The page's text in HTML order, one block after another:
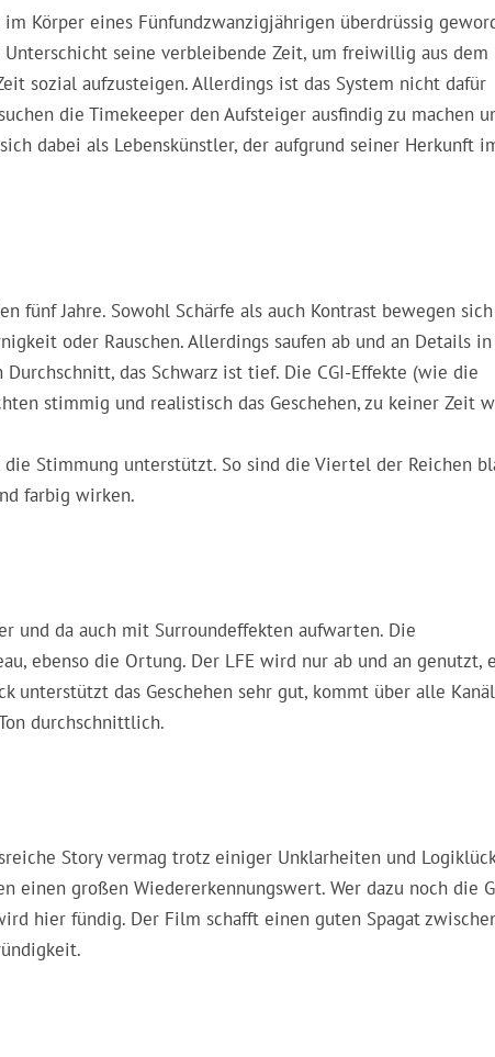
Körper eines Fünfundzwanzigjährigen überdrüssig
seine verbleibende Zeit, um freiwillig aus dem
sozial aufzusteigen. Allerdings ist das System nicht dafür
die Timekeeper den Aufsteiger ausfindig zu machen
dabei als Lebenskünstler, der aufgrund seiner Herkunft
Jahre. Sowohl Schärfe als auch Kontrast bewegen
oder Rauschen. Allerdings saufen ab und an Details in
das Schwarz ist tief. Die CGI-Effekte (wie die
stimmig und realistisch das Geschehen, zu keiner Zeit
Stimmung unterstützt. So sind die Viertel der Reichen
farbig wirken.
und da auch mit Surroundeffekten aufwarten. Die
ebenso die Ortung. Der LFE wird nur ab und an genutzt,
unterstützt das Geschehen sehr gut, kommt über alle
durchschnittlich.
Story vermag trotz einiger Unklarheiten und
einen großen Wiedererkennungswert. Wer dazu noch die
hier fündig. Der Film schafft einen guten Spagat